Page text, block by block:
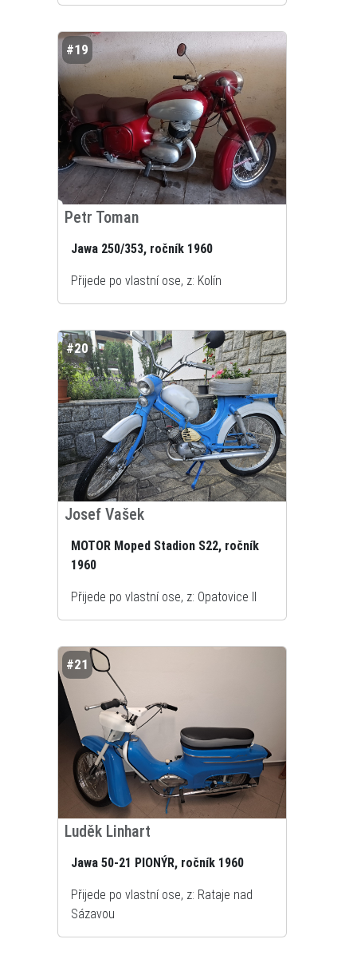
#19
Petr Toman
Jawa 250/353, ročník 1960
Přijede po vlastní ose, z: Kolín
#20
Josef Vašek
MOTOR Moped Stadion S22, ročník
1960
Přijede po vlastní ose, z: Opatovice II
#21
Luděk Linhart
Jawa 50-21 PIONÝR, ročník 1960
Přijede po vlastní ose, z: Rataje nad
Sázavou